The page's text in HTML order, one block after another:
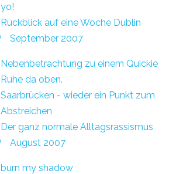
yo!
Rückblick auf eine Woche Dublin
September 2007
Nebenbetrachtung zu einem Quickie
Ruhe da oben.
Saarbrücken - wieder ein Punkt zum
Abstreichen
Der ganz normale Alltagsrassismus
August 2007
burn my shadow